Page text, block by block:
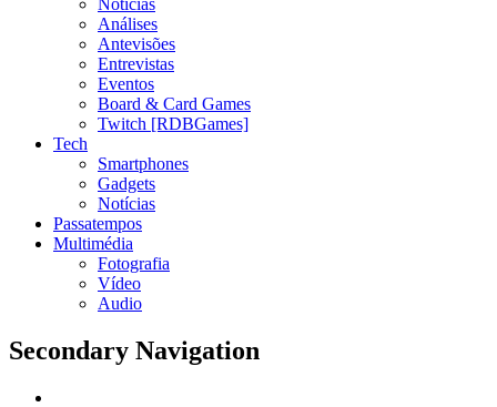
Análises
Antevisões
Entrevistas
Eventos
Board & Card Games
Twitch [RDBGames]
Tech
Smartphones
Gadgets
Notícias
Passatempos
Multimédia
Fotografia
Vídeo
Audio
Secondary Navigation